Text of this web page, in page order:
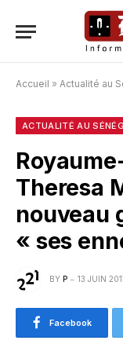
Accueil » Actualité au
ACTUALITÉ AU
Theresa
nouveau
« ses
BY P 13 JUIN
Facebook